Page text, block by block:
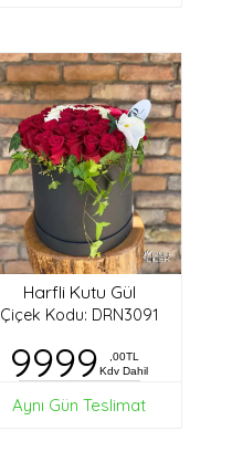
Harfli Kutu Gül
Çiçek Kodu: DRN3091
9999
,00TL
Kdv Dahil
Aynı Gün Teslimat